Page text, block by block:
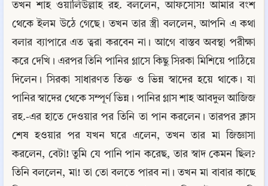
তখন শাহ ওয়ালিউল্লাহ রহ. বললেন, আফসোস! আমার বংশ
থেকে ইলম উঠে গেছে। তখন তার স্ত্রী বললেন, আপনি এ কথা
বলার ব্যাপারে এত ত্বরা করবেন না। আগে বাস্তব অবস্থা পরীক্ষা
করে দেখি। এরপর তিনি পানির গ্লাসে কিছু সিরকা মিশিয়ে পাঠিয়ে
দিলেন। সিরকা সাধারণত তিক্ত ও ভিন্ন স্বাদের হয়ে থাকে। যা
পানির স্বাদের থেকে সম্পূর্ণ ভিন্ন। পানির গ্লাস শাহ আবদুল আজিজ
রহ.-এর হাতে দেওয়ার পর তিনি তা পান করলেন। তারপর ক্লাস
শেষ হওয়ার পর যখন ঘরে এলেন, তখন তার মা জিজ্ঞাসা
করলেন, বেটা! তুমি যে পানি পান করেছ, তার স্বাদ কেমন ছিল?
তিনি বললেন, মা! তা তো বলতে পারব না। তখন মা বাবার কাছে